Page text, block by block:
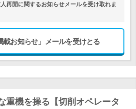
再開に関するお知らせメールを受け取れま
載お知らせ」メールを受けとる
重機を操る【切削オペレータ